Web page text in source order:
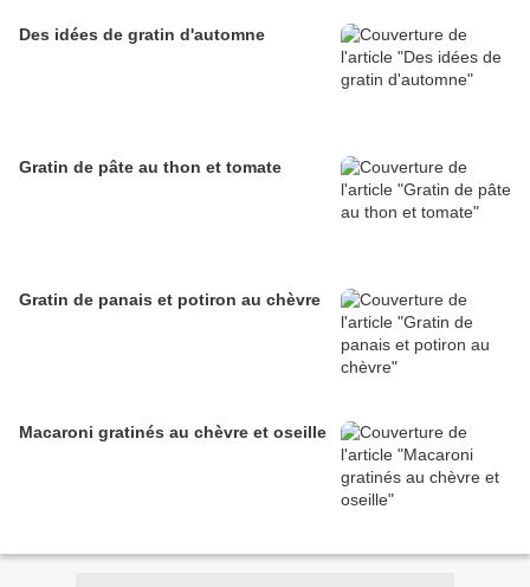
Des idées de gratin d'automne
Gratin de pâte au thon et tomate
Gratin de panais et potiron au chèvre
Macaroni gratinés au chèvre et oseille